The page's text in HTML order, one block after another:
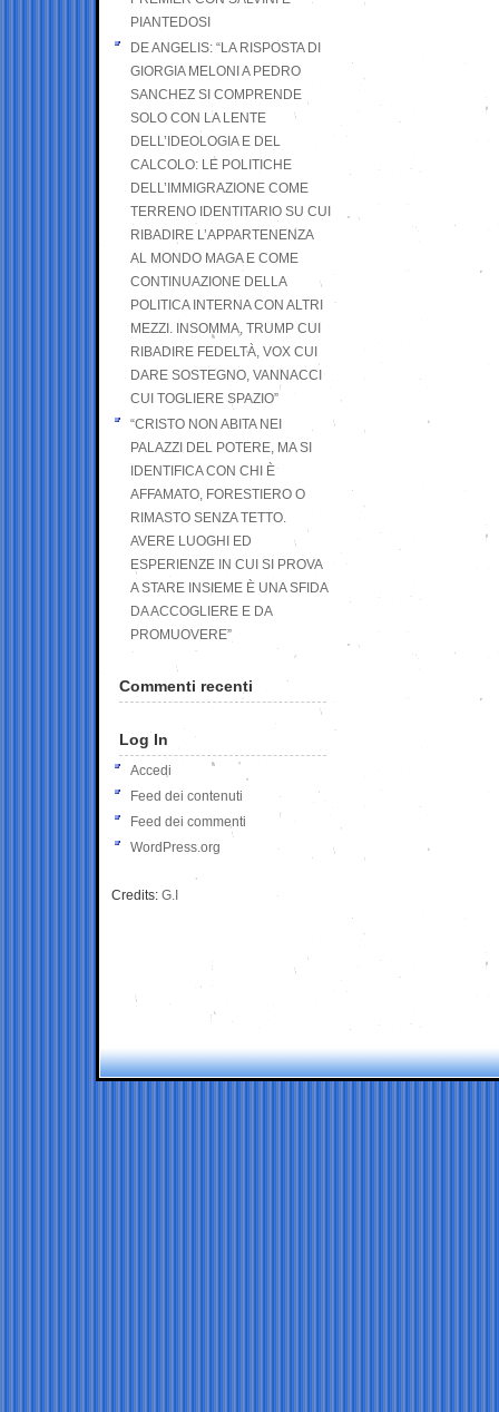
PIANTEDOSI
DE ANGELIS: “LA RISPOSTA DI
GIORGIA MELONI A PEDRO
SANCHEZ SI COMPRENDE
SOLO CON LA LENTE
DELL’IDEOLOGIA E DEL
CALCOLO: LE POLITICHE
DELL’IMMIGRAZIONE COME
TERRENO IDENTITARIO SU CUI
RIBADIRE L’APPARTENENZA
AL MONDO MAGA E COME
CONTINUAZIONE DELLA
POLITICA INTERNA CON ALTRI
MEZZI. INSOMMA, TRUMP CUI
RIBADIRE FEDELTÀ, VOX CUI
DARE SOSTEGNO, VANNACCI
CUI TOGLIERE SPAZIO”
“CRISTO NON ABITA NEI
PALAZZI DEL POTERE, MA SI
IDENTIFICA CON CHI È
AFFAMATO, FORESTIERO O
RIMASTO SENZA TETTO.
AVERE LUOGHI ED
ESPERIENZE IN CUI SI PROVA
A STARE INSIEME È UNA SFIDA
DA ACCOGLIERE E DA
PROMUOVERE”
Commenti recenti
Log In
Accedi
Feed dei contenuti
Feed dei commenti
WordPress.org
Credits: G.I